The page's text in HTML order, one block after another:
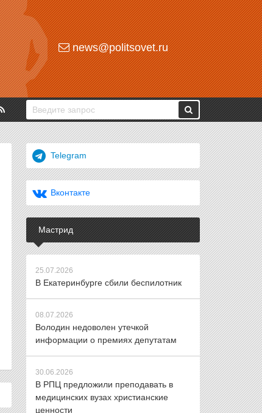
news@politsovet.ru
Telegram
Вконтакте
Мастрид
25.07.2026
В Екатеринбурге сбили беспилотник
08.07.2026
Володин недоволен утечкой
информации о премиях депутатам
30.06.2026
В РПЦ предложили преподавать в
медицинских вузах христианские
ценности